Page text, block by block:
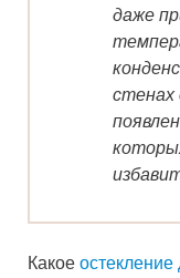
даже
стенах
Какое остекление